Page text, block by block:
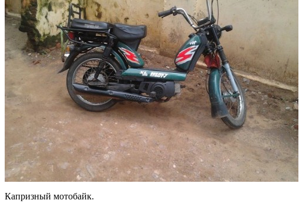
Капризный мотобайк.